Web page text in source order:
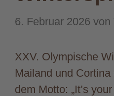
6. Februar 2026 von
XXV. Olympische
Mailand und Cortina
dem Motto: „It’s